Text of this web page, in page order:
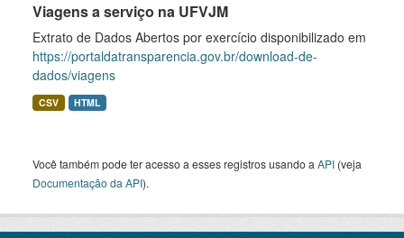
Viagens a serviço na UFVJM
Extrato de Dados Abertos por exercício disponibilizado em
https://portaldatransparencia.gov.br/download-de-
dados/viagens
CSV HTML
Você também pode ter acesso a esses registros usando a API (veja
Documentação da API).